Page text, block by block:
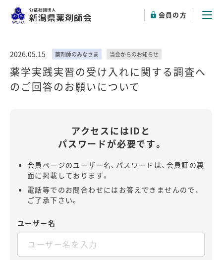
会員の方
薬学実践実習の受け入れに関する調査へ
のご回答のお願いについて
2026.05.15 薬剤師のみなさま 当会からのお知らせ
アクセスにはIDと
パスワードが必要です。
会員ページのユーザー名、パスワードは、会員証の裏
面に掲載しております。
電話等でのお問合わせにはお答えできませんので、
ご了承下さい。
ユーザー名